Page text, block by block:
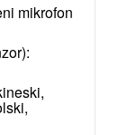
mikrofon